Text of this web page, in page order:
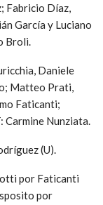
Fabricio Díaz,
García y Luciano
Broli.
Daniele
Matteo Prati,
Faticanti;
Carmine Nunziata.
(U).
por Faticanti
por